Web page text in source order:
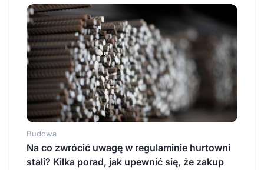
Budowa
Na co zwrócić uwagę w regulaminie hurtowni
stali? Kilka porad, jak upewnić się, że zakup